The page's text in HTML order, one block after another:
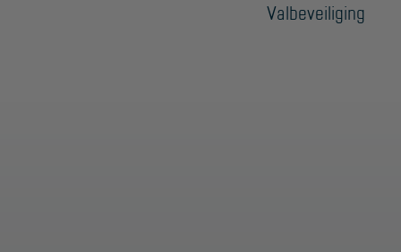
Valbeveiliging